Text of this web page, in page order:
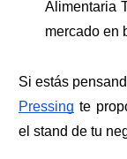
Alimentaria
mercado en
Pressing te
el stand de tu